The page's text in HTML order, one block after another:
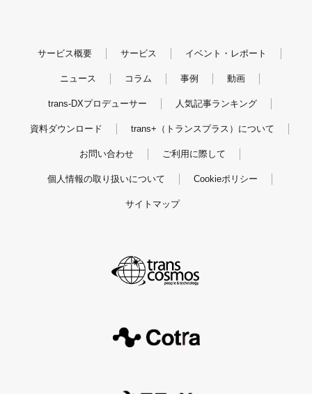
サービス概要 サービス イベント・レポート
ニュース コラム 事例 動画
trans-DXプロデューサー 人気記事ランキング
資料ダウンロード trans+（トランスプラス）について
お問い合わせ ご利用に際して
個人情報の取り扱いについて Cookieポリシー
サイトマップ